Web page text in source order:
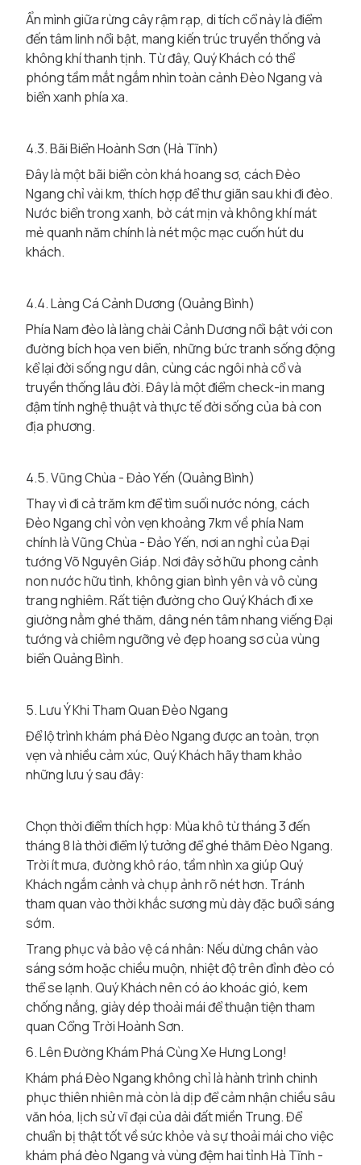
Ẩn mình giữa rừng cây rậm rạp, di tích cổ này là điểm
đến tâm linh nổi bật, mang kiến trúc truyền thống và
không khí thanh tịnh. Từ đây, Quý Khách có thể
phóng tầm mắt ngắm nhìn toàn cảnh Đèo Ngang và
biển xanh phía xa.
4.3. Bãi Biển Hoành Sơn (Hà Tĩnh)
Đây là một bãi biển còn khá hoang sơ, cách Đèo
Ngang chỉ vài km, thích hợp để thư giãn sau khi đi đèo.
Nước biển trong xanh, bờ cát mịn và không khí mát
mẻ quanh năm chính là nét mộc mạc cuốn hút du
khách.
4.4. Làng Cá Cảnh Dương (Quảng Bình)
Phía Nam đèo là làng chài Cảnh Dương nổi bật với con
đường bích họa ven biển, những bức tranh sống động
kể lại đời sống ngư dân, cùng các ngôi nhà cổ và
truyền thống lâu đời. Đây là một điểm check-in mang
đậm tính nghệ thuật và thực tế đời sống của bà con
địa phương.
4.5. Vũng Chùa - Đảo Yến (Quảng Bình)
Thay vì đi cả trăm km để tìm suối nước nóng, cách
Đèo Ngang chỉ vỏn vẹn khoảng 7km về phía Nam
chính là Vũng Chùa - Đảo Yến, nơi an nghỉ của Đại
tướng Võ Nguyên Giáp. Nơi đây sở hữu phong cảnh
non nước hữu tình, không gian bình yên và vô cùng
trang nghiêm. Rất tiện đường cho Quý Khách đi xe
giường nằm ghé thăm, dâng nén tâm nhang viếng Đại
tướng và chiêm ngưỡng vẻ đẹp hoang sơ của vùng
biển Quảng Bình.
5. Lưu Ý Khi Tham Quan Đèo Ngang
Để lộ trình khám phá Đèo Ngang được an toàn, trọn
vẹn và nhiều cảm xúc, Quý Khách hãy tham khảo
những lưu ý sau đây:
Chọn thời điểm thích hợp: Mùa khô từ tháng 3 đến
tháng 8 là thời điểm lý tưởng để ghé thăm Đèo Ngang.
Trời ít mưa, đường khô ráo, tầm nhìn xa giúp Quý
Khách ngắm cảnh và chụp ảnh rõ nét hơn. Tránh
tham quan vào thời khắc sương mù dày đặc buổi sáng
sớm.
Trang phục và bảo vệ cá nhân: Nếu dừng chân vào
sáng sớm hoặc chiều muộn, nhiệt độ trên đỉnh đèo có
thể se lạnh. Quý Khách nên có áo khoác gió, kem
chống nắng, giày dép thoải mái để thuận tiện tham
quan Cổng Trời Hoành Sơn.
6. Lên Đường Khám Phá Cùng Xe Hưng Long!
Khám phá Đèo Ngang không chỉ là hành trình chinh
phục thiên nhiên mà còn là dịp để cảm nhận chiều sâu
văn hóa, lịch sử vĩ đại của dải đất miền Trung. Để
chuẩn bị thật tốt về sức khỏe và sự thoải mái cho việc
khám phá đèo Ngang và vùng đệm hai tỉnh Hà Tĩnh -